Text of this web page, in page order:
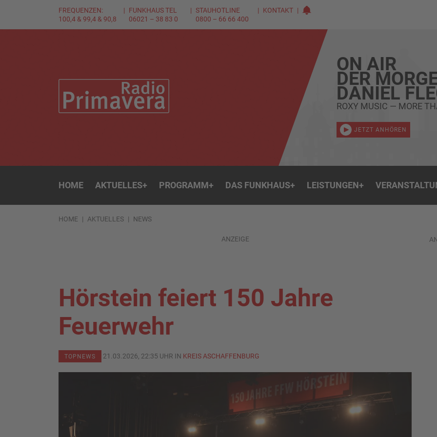
FREQUENZEN:
100,4 & 99,4 & 90,8
FUNKHAUS TEL
06021 – 38 83 0
STAUHOTLINE
0800 – 66 66 400
KONTAKT
ON AIR
DER
DANIEL
ROXY MUSIC — MORE
JETZT ANHÖREN
HOME AKTUELLES+ PROGRAMM+ DAS FUNKHAUS+ LEISTUNGEN+
HOME AKTUELLES NEWS
ANZEIGE
Hörstein feiert 150 Jahre
Feuerwehr
TOPNEWS 21.03.2026, 22:35 UHR IN KREIS ASCHAFFENBURG